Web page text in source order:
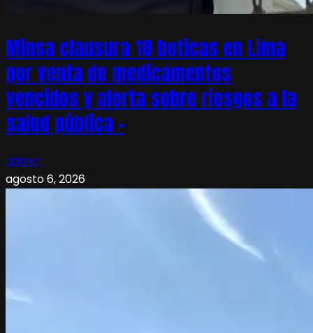
Minsa clausura 18 boticas en Lima
por venta de medicamentos
vencidos y alerta sobre riesgos a la
salud pública –
admin
agosto 6, 2026